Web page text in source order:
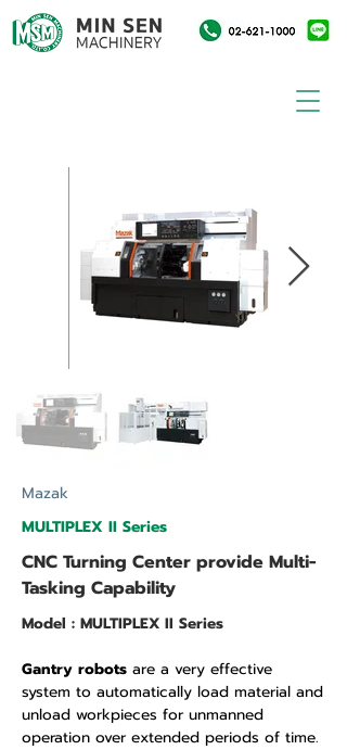
Mazak
MULTIPLEX II Series
CNC Turning Center provide Multi-
Tasking Capability
Model : MULTIPLEX II Series
Gantry robots are a very effective
system to automatically load material and
unload workpieces for unmanned
operation over extended periods of time.